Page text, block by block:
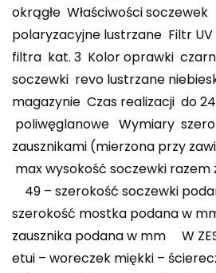
okrągłe Właściwości
polaryzacyjne lustrzane Filtr
filtra kat. 3 Kolor oprawki
soczewki revo lustrzane
magazynie Czas realizacji do
poliwęglanowe Wymiary
zausznikami (mierzona przy
max wysokość soczewki
49 – szerokość soczewki
szerokość mostka podana w
zausznika podana w mm W
etui – woreczek miękki –